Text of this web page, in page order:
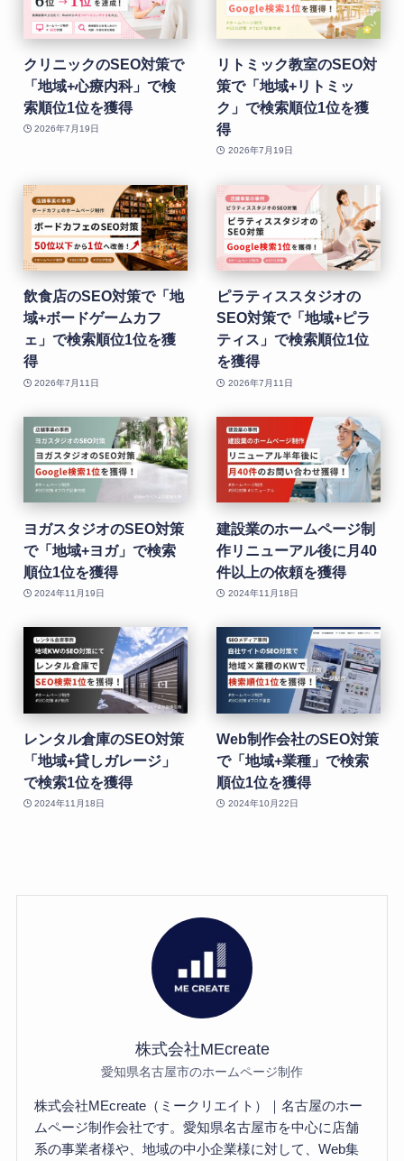
クリニックのSEO対策で
「地域+心療内科」で検
索順位1位を獲得
2026年7月19日
リトミック教室のSEO対
策で「地域+リトミッ
ク」で検索順位1位を獲
得
2026年7月19日
飲食店のSEO対策で「地
域+ボードゲームカフ
ェ」で検索順位1位を獲
得
2026年7月11日
ピラティススタジオの
SEO対策で「地域+ピラ
ティス」で検索順位1位
を獲得
2026年7月11日
ヨガスタジオのSEO対策
で「地域+ヨガ」で検索
順位1位を獲得
2024年11月19日
建設業のホームページ制
作リニューアル後に月40
件以上の依頼を獲得
2024年11月18日
レンタル倉庫のSEO対策
「地域+貸しガレージ」
で検索1位を獲得
2024年11月18日
Web制作会社のSEO対策
で「地域+業種」で検索
順位1位を獲得
2024年10月22日
株式会社MEcreate
愛知県名古屋市のホームページ制作
株式会社MEcreate（ミークリエイト）｜名古屋のホー
ムページ制作会社です。愛知県名古屋市を中心に店舗
系の事業者様や、地域の中小企業様に対して、Web集